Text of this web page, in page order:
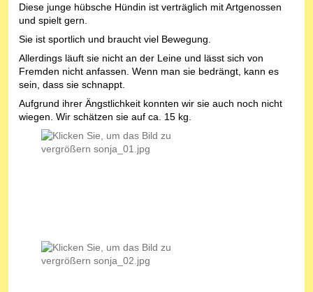
Diese junge hübsche Hündin ist verträglich mit Artgenossen
und spielt gern.
Sie ist sportlich und braucht viel Bewegung.
Allerdings läuft sie nicht an der Leine und lässt sich von
Fremden nicht anfassen. Wenn man sie bedrängt, kann es
sein, dass sie schnappt.
Aufgrund ihrer Ängstlichkeit konnten wir sie auch noch nicht
wiegen. Wir schätzen sie auf ca. 15 kg.